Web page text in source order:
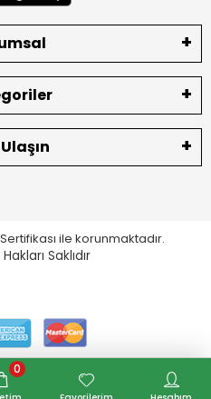
ile korunmaktadır.
Saklıdır
0